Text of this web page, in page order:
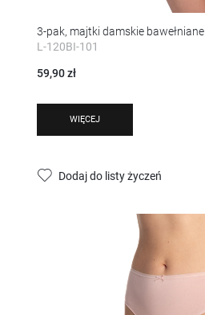
3-pak, majtki damskie bawełniane
L-120BI-101
59,90 zł
WIĘCEJ
Dodaj do listy życzeń